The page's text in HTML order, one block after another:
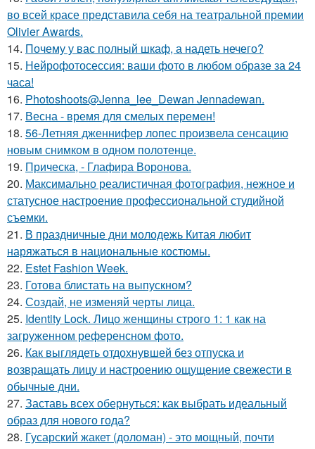
во всей красе представила себя на театральной премии
Olivier Awards.
14. Почему у вас полный шкаф, а надеть нечего?
15. Нейрофотосессия: ваши фото в любом образе за 24
часа!
16. Photoshoots@Jenna_lee_Dewan Jennadewan.
17. Весна - время для смелых перемен!
18. 56-Летняя дженнифер лопес произвела сенсацию
новым снимком в одном полотенце.
19. Прическа, - Глафира Воронова.
20. Максимально реалистичная фотография, нежное и
статусное настроение профессиональной студийной
съемки.
21. В праздничные дни молодежь Китая любит
наряжаться в национальные костюмы.
22. Estet Fashion Week.
23. Готова блистать на выпускном?
24. Создай, не изменяй черты лица.
25. Identity Lock. Лицо женщины строго 1: 1 как на
загруженном референсном фото.
26. Как выглядеть отдохнувшей без отпуска и
возвращать лицу и настроению ощущение свежести в
обычные дни.
27. Заставь всех обернуться: как выбрать идеальный
образ для нового года?
28. Гусарский жакет (доломан) - это мощный, почти